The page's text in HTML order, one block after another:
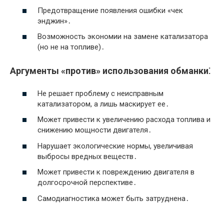
Предотвращение появления ошибки «чек
энджин»․
Возможность экономии на замене катализатора
(но не на топливе)․
Аргументы «против» использования обманки⁚
Не решает проблему с неисправным
катализатором, а лишь маскирует ее․
Может привести к увеличению расхода топлива и
снижению мощности двигателя․
Нарушает экологические нормы, увеличивая
выбросы вредных веществ․
Может привести к повреждению двигателя в
долгосрочной перспективе․
Самодиагностика может быть затруднена․